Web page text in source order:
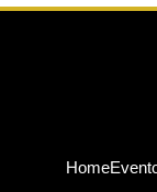
Home